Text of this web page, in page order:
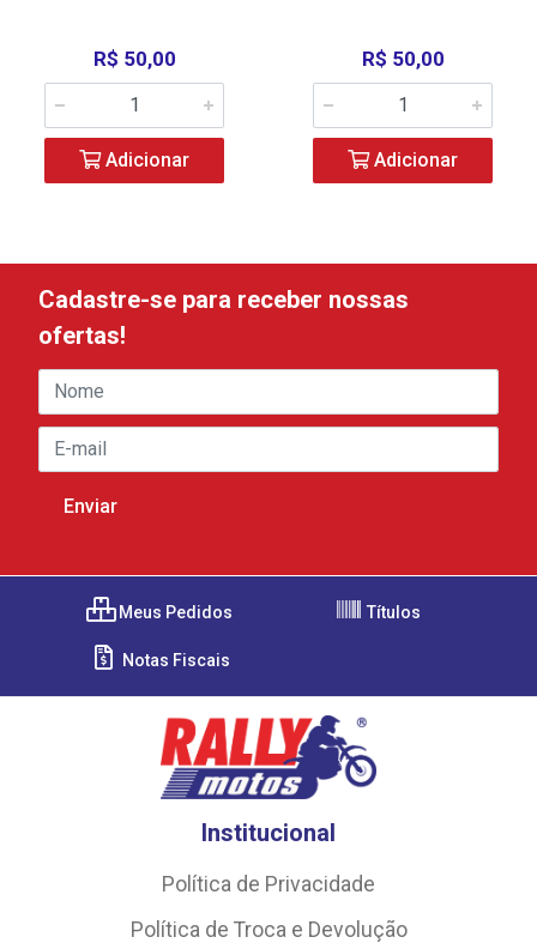
R$ 50,00
Adicionar
R$ 50,00
Adicionar
Cadastre-se para receber nossas
ofertas!
Meus Pedidos Títulos
Notas Fiscais
Institucional
Política de Privacidade
Política de Troca e Devolução